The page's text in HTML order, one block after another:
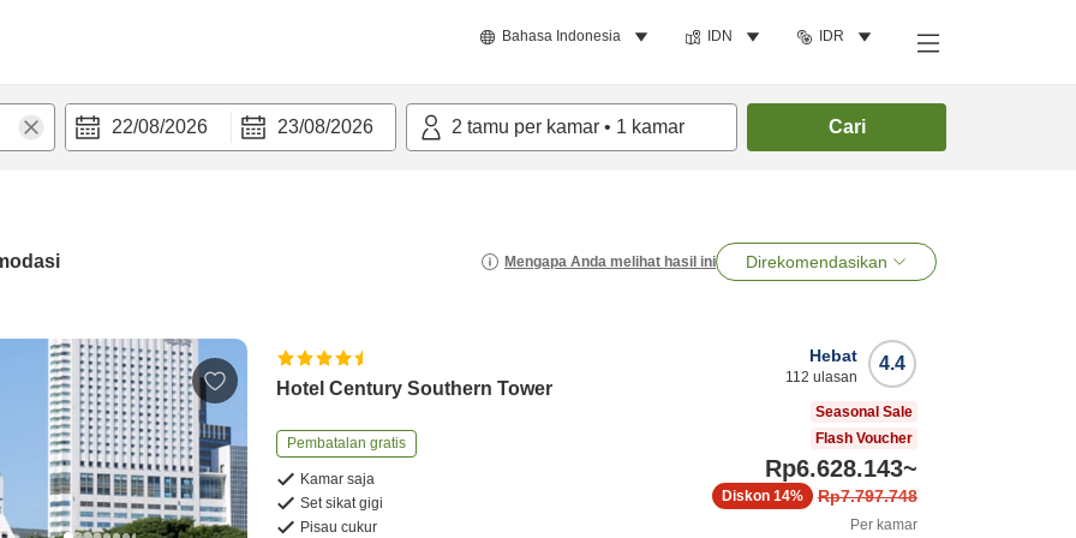
Bahasa Indonesia IDN IDR
22/08/2026 23/08/2026 2 tamu per kamar • 1 kamar Cari
Mengapa Anda melihat hasil ini Direkomendasikan
Hotel Century Southern Tower
Pembatalan gratis
Kamar saja
Set sikat gigi
Pisau cukur
4.4
Hebat
112 ulasan
Seasonal Sale
Flash Voucher
Rp6.628.143~
Rp7.797.748
Diskon 14%
Per kamar